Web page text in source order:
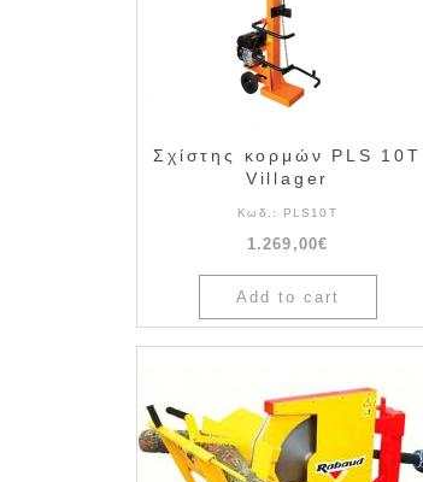
Σχίστης κορμών PLS 10T
Villager
Κωδ.: PLS10T
1.269,00€